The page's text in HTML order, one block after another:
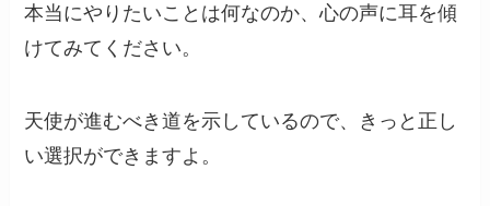
本当にやりたいことは何なのか、心の声に耳を傾
けてみてください。
天使が進むべき道を示しているので、きっと正し
い選択ができますよ。